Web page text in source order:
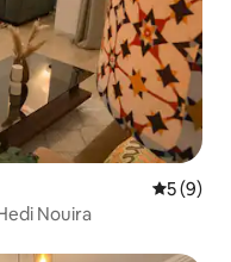
5 (9)
Nouira